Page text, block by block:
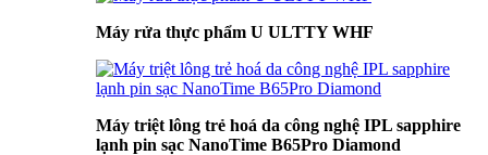
Máy rửa thực phẩm U ULTTY WHF
Máy triệt lông trẻ hoá da công nghệ IPL sapphire
lạnh pin sạc NanoTime B65Pro Diamond